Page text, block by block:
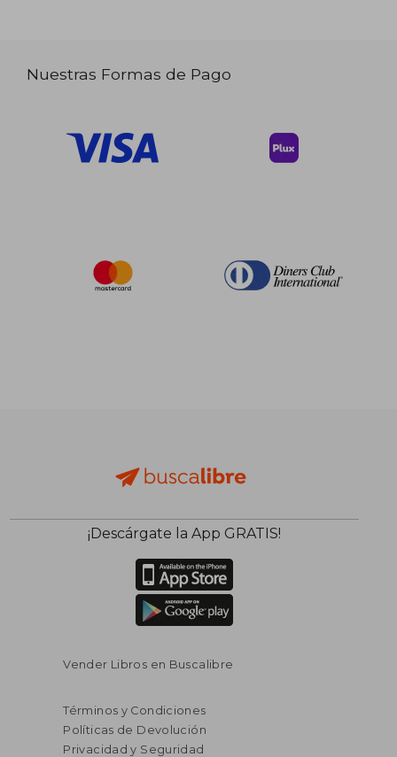
Nuestras Formas de Pago
¡Descárgate la App GRATIS!
Vender Libros en Buscalibre
Términos y Condiciones
Políticas de Devolución
Privacidad y Seguridad